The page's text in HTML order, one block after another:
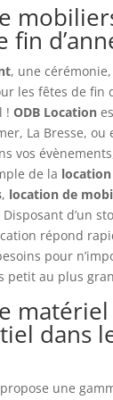
fin
, une
les fêtes de fin
! ODB Location
La Bresse, ou
vos
de la
, location de
d’un
répond
pour
petit au plus
matériel
dans
une